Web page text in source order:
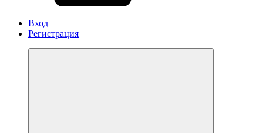
Вход
Регистрация